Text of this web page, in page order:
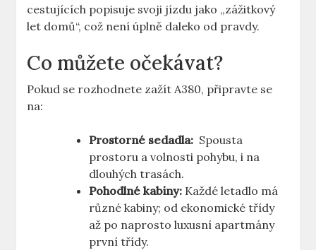
cestujících popisuje svoji jízdu ‍jako „zážitkový
let​ domů“, což není úplně daleko od pravdy.
Co‌ můžete očekávat?
Pokud se rozhodnete zažít ​A380, připravte se
na:
Prostorné sedadla: ‌ Spousta
prostoru a volnosti pohybu, i na
dlouhých trasách.
Pohodlné kabiny: Každé letadlo ​má
různé kabiny; od ekonomické třídy⁣
až po naprosto luxusní apartmány
první⁤ třídy.